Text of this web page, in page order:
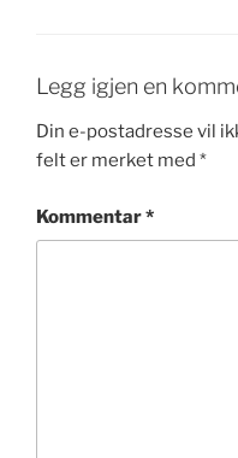
Legg igjen en
Din e-postadresse vil
felt er merket med *
Kommentar*